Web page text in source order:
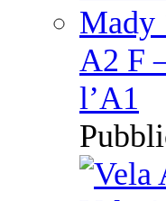
A2 F
l’A1